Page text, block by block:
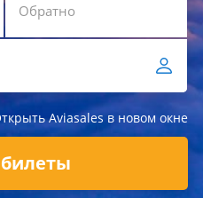
Aviasales в новом окне